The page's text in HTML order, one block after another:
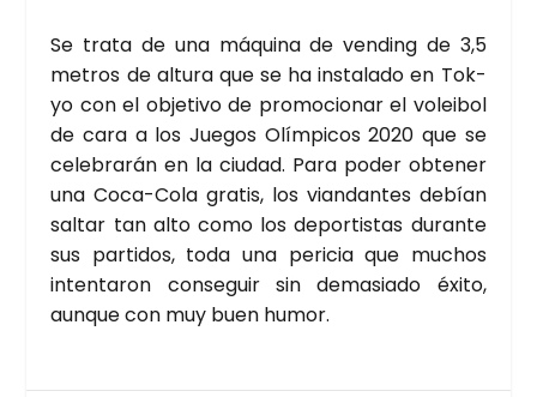
Se tra­ta de una máqui­na de ven­ding de 3,5
metros de altu­ra que se ha ins­ta­la­do en Tok­
yo con el obje­ti­vo de pro­mo­cio­nar el volei­bol
de cara a los Jue­gos Olím­pi­cos 2020 que se
cele­bra­rán en la ciu­dad. Para poder obte­ner
una Coca-Cola gra­tis, los vian­dan­tes debían
sal­tar tan alto como los depor­tis­tas duran­te
sus par­ti­dos, toda una peri­cia que muchos
inten­ta­ron con­se­guir sin dema­sia­do éxi­to,
aun­que con muy buen humor.